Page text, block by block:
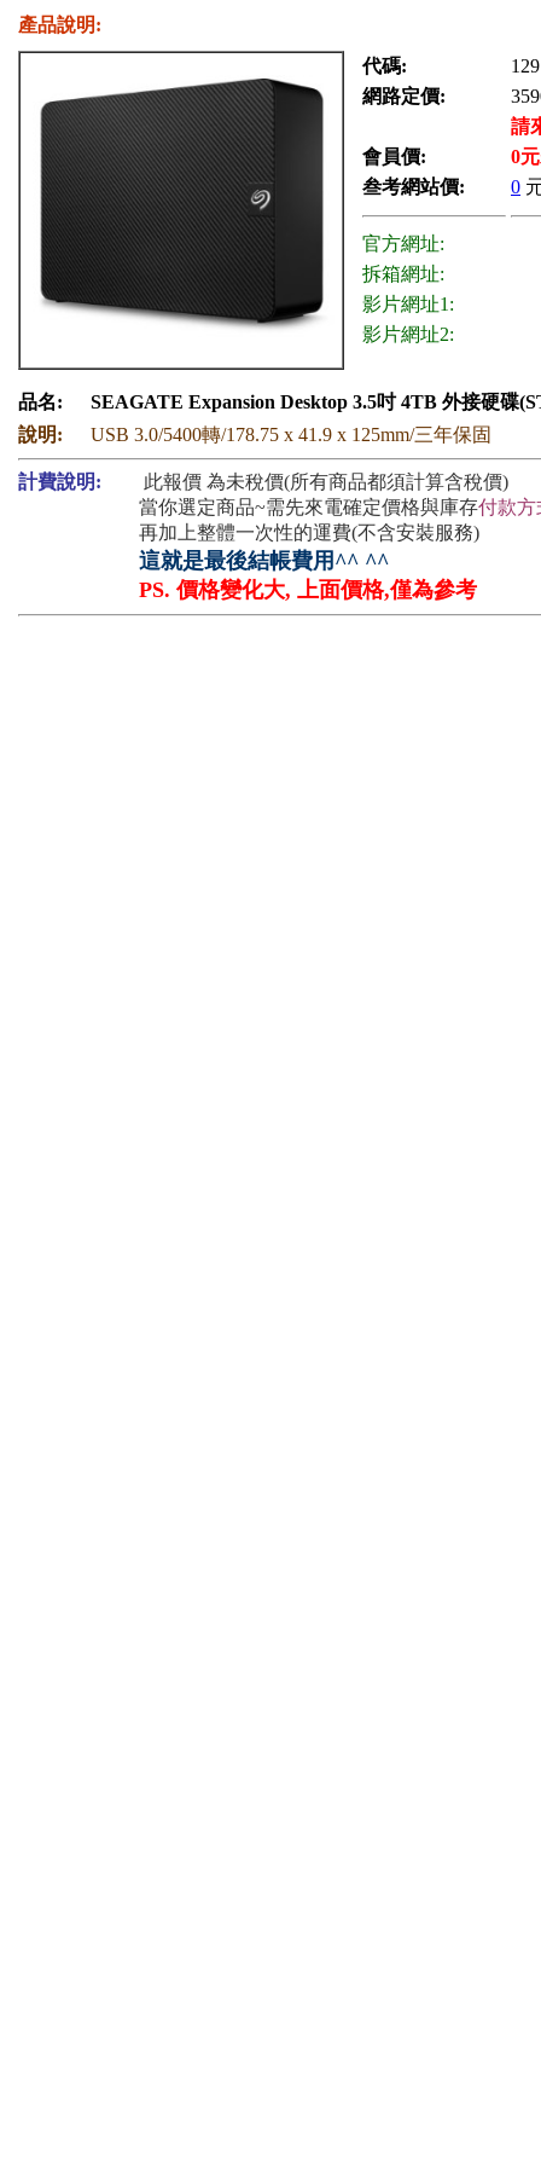
產品說明:
代碼:
網路定價:
請
會員價:
0
叁考網站價:
0
官方網址:
拆箱網址:
影片網址1:
影片網址2:
品名:
SEAGATE Expansion Desktop 3.5吋 4TB 外接硬碟
說明:
USB 3.0/5400轉/178.75 x 41.9 x 125mm/三年保固
計費說明:
此報價 為未稅價(所有商品都須計算含稅價)
當你選定商品~需先來電確定價格與庫存付款方
再加上整體一次性的運費(不含安裝服務)
這就是最後結帳費用^^ ^^
PS. 價格變化大, 上面價格,僅為參考